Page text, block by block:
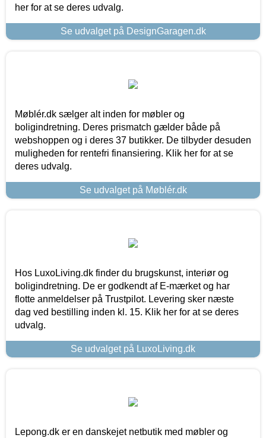
her for at se deres udvalg.
Se udvalget på DesignGaragen.dk
Møblér.dk sælger alt inden for møbler og
boligindretning. Deres prismatch gælder både på
webshoppen og i deres 37 butikker. De tilbyder desuden
muligheden for rentefri finansiering. Klik her for at se
deres udvalg.
Se udvalget på Møblér.dk
Hos LuxoLiving.dk finder du brugskunst, interiør og
boligindretning. De er godkendt af E-mærket og har
flotte anmeldelser på Trustpilot. Levering sker næste
dag ved bestilling inden kl. 15. Klik her for at se deres
udvalg.
Se udvalget på LuxoLiving.dk
Lepong.dk er en danskejet netbutik med møbler og